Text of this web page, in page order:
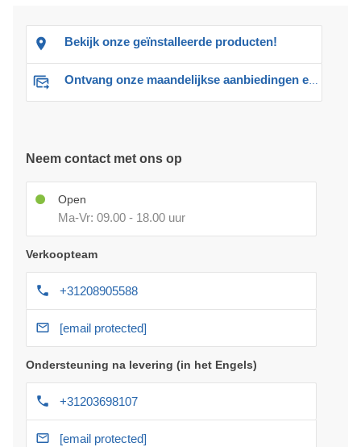
Bekijk onze geïnstalleerde producten!
Ontvang onze maandelijkse aanbiedingen en advies
Neem contact met ons op
Open
Ma-Vr: 09.00 - 18.00 uur
Verkoopteam
+31208905588
[email protected]
Ondersteuning na levering (in het Engels)
+31203698107
[email protected]